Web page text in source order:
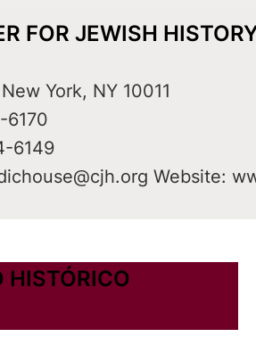
FOR JEWISH
York, NY 10011
6170
6149
Website:
HISTÓRICO